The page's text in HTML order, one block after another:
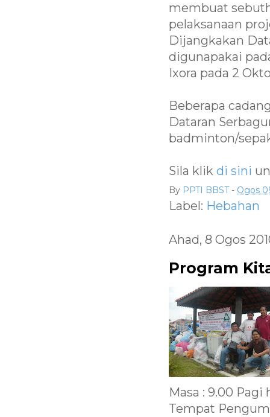
membuat
pelaksanaan
Dijangkakan
digunapakai
Ixora pada 2
Beberapa
Dataran
badminton/
Sila klik di sini
By PPTI BBST - Ogos
Label: Hebahan
Ahad, 8 Ogos
Program
Masa : 9.00 Pagi
Tempat